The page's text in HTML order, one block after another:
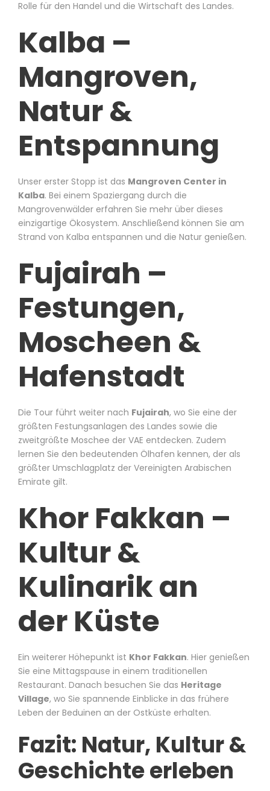
Rolle für den Handel und die Wirtschaft des Landes.
Kalba –
Mangroven,
Natur &
Entspannung
Unser erster Stopp ist das Mangroven Center in
Kalba. Bei einem Spaziergang durch die
Mangrovenwälder erfahren Sie mehr über dieses
einzigartige Ökosystem. Anschließend können Sie am
Strand von Kalba entspannen und die Natur genießen.
Fujairah –
Festungen,
Moscheen &
Hafenstadt
Die Tour führt weiter nach Fujairah, wo Sie eine der
größten Festungsanlagen des Landes sowie die
zweitgrößte Moschee der VAE entdecken. Zudem
lernen Sie den bedeutenden Ölhafen kennen, der als
größter Umschlagplatz der Vereinigten Arabischen
Emirate gilt.
Khor Fakkan –
Kultur &
Kulinarik an
der Küste
Ein weiterer Höhepunkt ist Khor Fakkan. Hier genießen
Sie eine Mittagspause in einem traditionellen
Restaurant. Danach besuchen Sie das Heritage
Village, wo Sie spannende Einblicke in das frühere
Leben der Beduinen an der Ostküste erhalten.
Fazit: Natur, Kultur &
Geschichte erleben